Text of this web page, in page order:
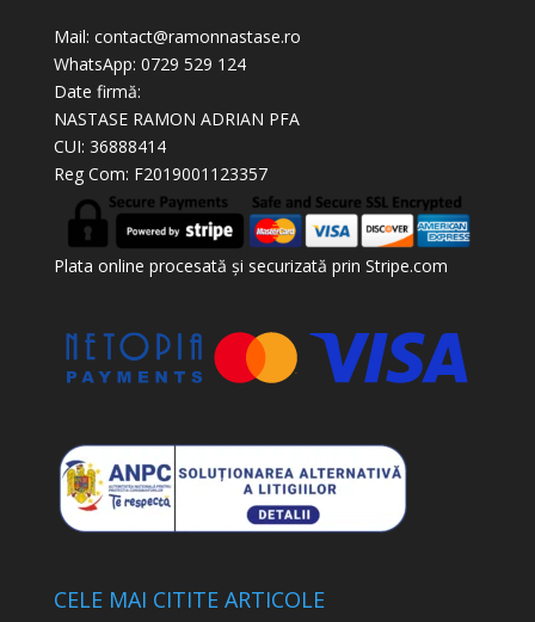
Mail: contact@ramonnastase.ro
WhatsApp: 0729 529 124
Date firmă:
NASTASE RAMON ADRIAN PFA
CUI: 36888414
Reg Com: F2019001123357
Plata online procesată și securizată prin Stripe.com
CELE MAI CITITE ARTICOLE